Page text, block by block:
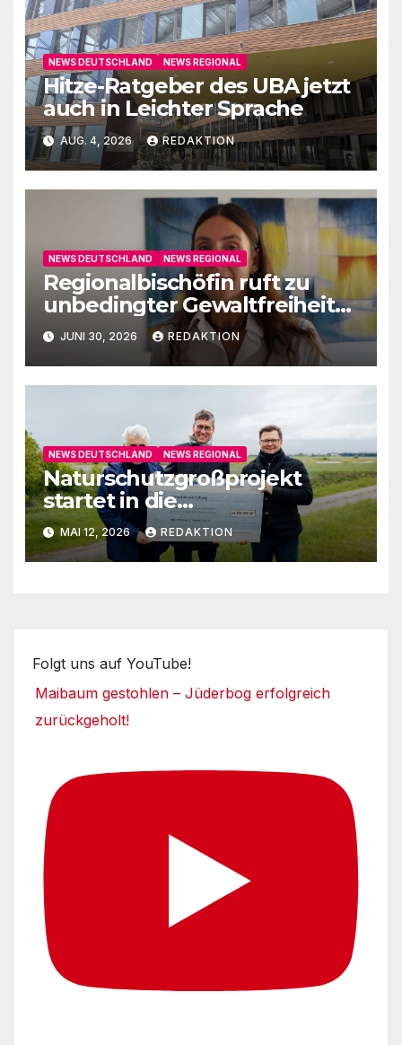
NEWS DEUTSCHLAND NEWS REGIONAL
Hitze-Ratgeber des UBA jetzt
auch in Leichter Sprache
AUG. 4, 2026 REDAKTION
NEWS DEUTSCHLAND NEWS REGIONAL
Regionalbischöfin ruft zu
unbedingter Gewaltfreiheit
aufJUNI 30, 2026 REDAKTION
NEWS DEUTSCHLAND NEWS REGIONAL
Naturschutzgroßprojekt
startet in die
Umsetzungsphase
MAI 12, 2026 REDAKTION
Folgt uns auf YouTube!
Maibaum gestohlen – Jüderbog erfolgreich
zurückgeholt!